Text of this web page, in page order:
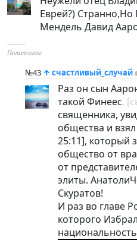
Еврей?) Странно,Но
Мендель Давид
----------
Политолог
№43 ↑ счастливый_случай
Раз он сын
такой Финеес,
священника,
общества и
25:11], который
общество от
от
элиты.
Скуратов!
И раз во главе
которого